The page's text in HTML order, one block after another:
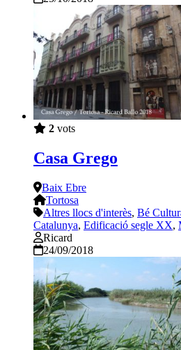
2 vots
Casa Grego
Baix Ebre
Tortosa
Altres llocs d'interès, Bé
Catalunya, Edificació segle XX,
Ricard
24/09/2018